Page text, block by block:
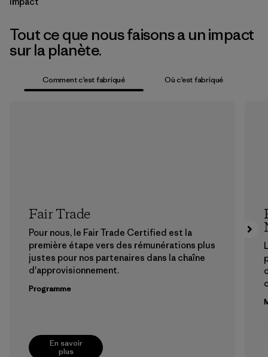
Tout ce que nous faisons a un impact
sur la planète.
Comment c’est fabriqué Où c’est fabriqué
En savoir
plus
Fair Trade
Pour nous, le Fair Trade Certified est la
première étape vers des rémunérations plus
justes pour nos partenaires dans la chaîne
d'approvisionnement.
Programme